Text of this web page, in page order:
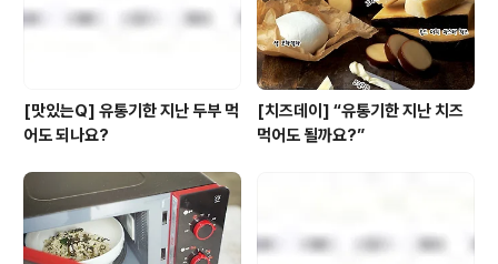
템을 통해 제조돼실온에서도 최대 12개월까지 안전하..
[맛있는Q] 유통기한 지난 두부 먹
어도 되나요?
[치즈데이] “유통기한 지난 치즈
먹어도 될까요?”